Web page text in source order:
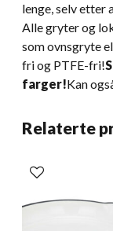
lenge, selv etter
Alle gryter og
som ovnsgryte
fri og PTFE-fri!
farger!Kan
Relaterte